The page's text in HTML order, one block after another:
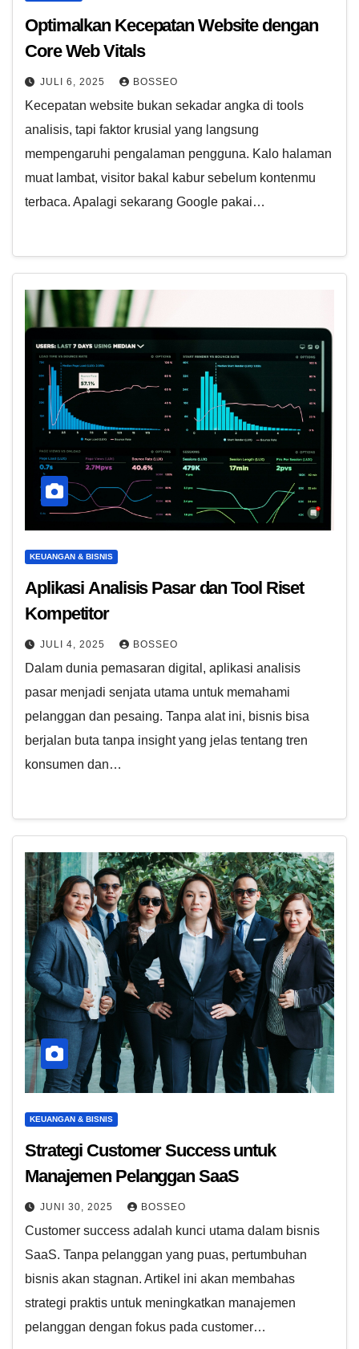
Optimalkan Kecepatan Website dengan
Core Web Vitals
JULI 6, 2025 BOSSEO
Kecepatan website bukan sekadar angka di tools
analisis, tapi faktor krusial yang langsung
mempengaruhi pengalaman pengguna. Kalo halaman
muat lambat, visitor bakal kabur sebelum kontenmu
terbaca. Apalagi sekarang Google pakai…
KEUANGAN & BISNIS
Aplikasi Analisis Pasar dan Tool Riset
Kompetitor
JULI 4, 2025 BOSSEO
Dalam dunia pemasaran digital, aplikasi analisis
pasar menjadi senjata utama untuk memahami
pelanggan dan pesaing. Tanpa alat ini, bisnis bisa
berjalan buta tanpa insight yang jelas tentang tren
konsumen dan…
KEUANGAN & BISNIS
Strategi Customer Success untuk
Manajemen Pelanggan SaaS
JUNI 30, 2025 BOSSEO
Customer success adalah kunci utama dalam bisnis
SaaS. Tanpa pelanggan yang puas, pertumbuhan
bisnis akan stagnan. Artikel ini akan membahas
strategi praktis untuk meningkatkan manajemen
pelanggan dengan fokus pada customer…